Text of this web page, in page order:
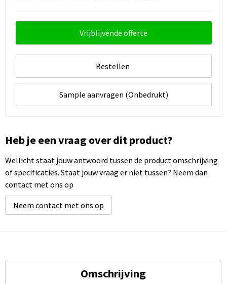
Vrijblijvende offerte
Bestellen
Sample aanvragen (Onbedrukt)
Heb je een vraag over dit product?
Wellicht staat jouw antwoord tussen de product omschrijving
of specificaties. Staat jouw vraag er niet tussen? Neem dan
contact met ons op
Neem contact met ons op
Omschrijving